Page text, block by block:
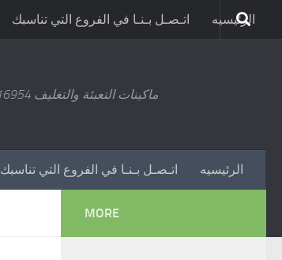
الرئيسيه اتـصـل بـنـا في الفروع التي تناسبك
ماكينات التعبئة والتغليف 01211116954 - 01211116955 - 01211116956 - 01211116957 - 01211116958
الرئيسيه اتـصـل بـنـا في الفروع التي تناسبك
MORE